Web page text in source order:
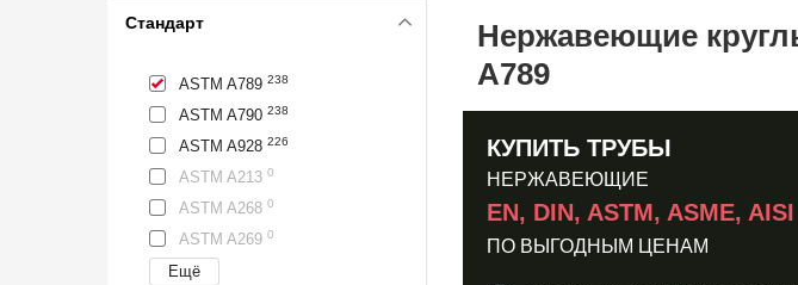
Стандарт
ASTM A789 238
ASTM A790 238
ASTM A928 226
ASTM A213 0
ASTM A268 0
ASTM A269 0
Нержавеющие
A789
КУПИТЬ ТРУБЫ
НЕРЖАВЕЮЩИЕ
EN, DIN, ASTM, ASME, AISI
ПО ВЫГОДНЫМ ЦЕНАМ